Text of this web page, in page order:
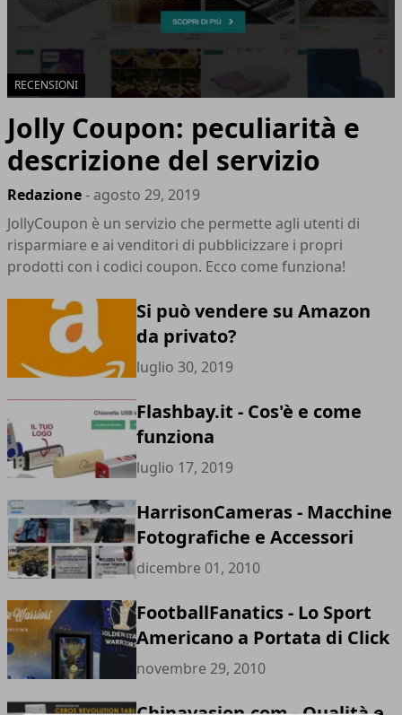
RECENSIONI
Jolly Coupon: peculiarità e
descrizione del servizio
Redazione- agosto 29, 2019
JollyCoupon è un servizio che permette agli utenti di
risparmiare e ai venditori di pubblicizzare i propri
prodotti con i codici coupon. Ecco come funziona!
Si può vendere su Amazon
da privato?
luglio 30, 2019
Flashbay.it - Cos'è e come
funziona
luglio 17, 2019
HarrisonCameras - Macchine
Fotografiche e Accessori
dicembre 01, 2010
FootballFanatics - Lo Sport
Americano a Portata di Click
novembre 29, 2010